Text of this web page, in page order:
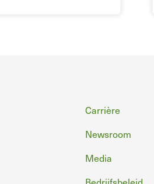
Voettekst
Carrière
Newsroom
Media